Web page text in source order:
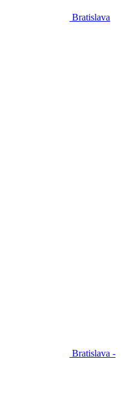
Bratislava
Bratislava -